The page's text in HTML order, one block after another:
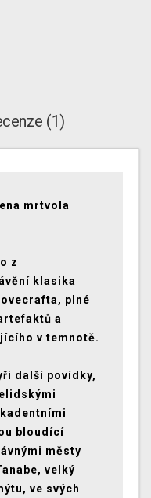
(1)
mrtvola
z
klasika
plné
a
v temnotě.
další povídky,
bloudící
městy
velký
ve svých